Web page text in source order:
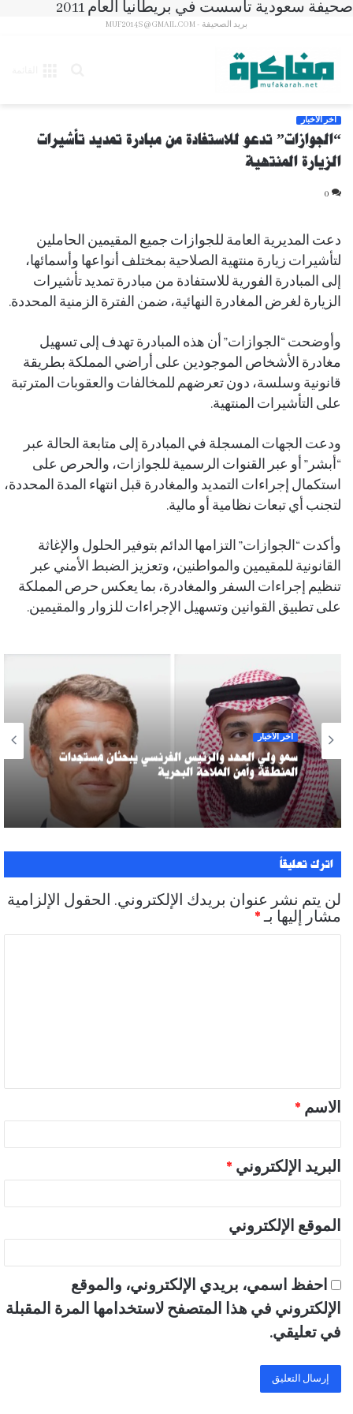
صحيفة سعودية تأسست في بريطانيا العام 2011
بريد الصحيفة - MUF2014S@GMAIL.COM
آخر الأخبار
“الجوازات” تدعو للاستفادة من مبادرة تمديد تأشيرات
الزيارة المنتهية
0
دعت المديرية العامة للجوازات جميع المقيمين الحاملين
لتأشيرات زيارة منتهية الصلاحية بمختلف أنواعها وأسمائها،
إلى المبادرة الفورية للاستفادة من مبادرة تمديد تأشيرات
الزيارة لغرض المغادرة النهائية، ضمن الفترة الزمنية المحددة.
وأوضحت “الجوازات” أن هذه المبادرة تهدف إلى تسهيل
مغادرة الأشخاص الموجودين على أراضي المملكة بطريقة
قانونية وسلسة، دون تعرضهم للمخالفات والعقوبات المترتبة
على التأشيرات المنتهية.
ودعت الجهات المسجلة في المبادرة إلى متابعة الحالة عبر
“أبشر” أو عبر القنوات الرسمية للجوازات، والحرص على
استكمال إجراءات التمديد والمغادرة قبل انتهاء المدة المحددة،
لتجنب أي تبعات نظامية أو مالية.
وأكدت “الجوازات” التزامها الدائم بتوفير الحلول والإغاثة
القانونية للمقيمين والمواطنين، وتعزيز الضبط الأمني عبر
تنظيم إجراءات السفر والمغادرة، بما يعكس حرص المملكة
على تطبيق القوانين وتسهيل الإجراءات للزوار والمقيمين.
آخر الأخبار
سمو ولي العهد والرئيس الفرنسي يبحثان مستجدات
المنطقة وأمن الملاحة البحرية
اترك تعليقاً
لن يتم نشر عنوان بريدك الإلكتروني. الحقول الإلزامية
مشار إليها بـ*
ق
*
الاسم *
البريد الإلكتروني *
الموقع الإلكتروني
احفظ اسمي، بريدي الإلكتروني، والموقع
الإلكتروني في هذا المتصفح لاستخدامها المرة المقبلة
في تعليقي.